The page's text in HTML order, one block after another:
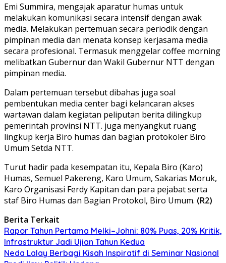
Emi Summira, mengajak aparatur humas untuk
melakukan komunikasi secara intensif dengan awak
media. Melakukan pertemuan secara periodik dengan
pimpinan media dan menata konsep kerjasama media
secara profesional. Termasuk menggelar coffee morning
melibatkan Gubernur dan Wakil Gubernur NTT dengan
pimpinan media.
Dalam pertemuan tersebut dibahas juga soal
pembentukan media center bagi kelancaran akses
wartawan dalam kegiatan peliputan berita dilingkup
pemerintah provinsi NTT. juga menyangkut ruang
lingkup kerja Biro humas dan bagian protokoler Biro
Umum Setda NTT.
Turut hadir pada kesempatan itu, Kepala Biro (Karo)
Humas, Semuel Pakereng, Karo Umum, Sakarias Moruk,
Karo Organisasi Ferdy Kapitan dan para pejabat serta
staf Biro Humas dan Bagian Protokol, Biro Umum. (R2)
Berita Terkait
Rapor Tahun Pertama Melki–Johni: 80% Puas, 20% Kritik,
Infrastruktur Jadi Ujian Tahun Kedua
Neda Lalay Berbagi Kisah Inspiratif di Seminar Nasional